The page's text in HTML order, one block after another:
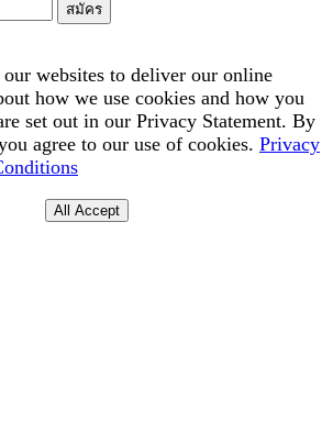
สมัคร
our websites to deliver our online
how we use cookies and how you
set out in our Privacy Statement. By
agree to our use of cookies. Privacy
All Accept